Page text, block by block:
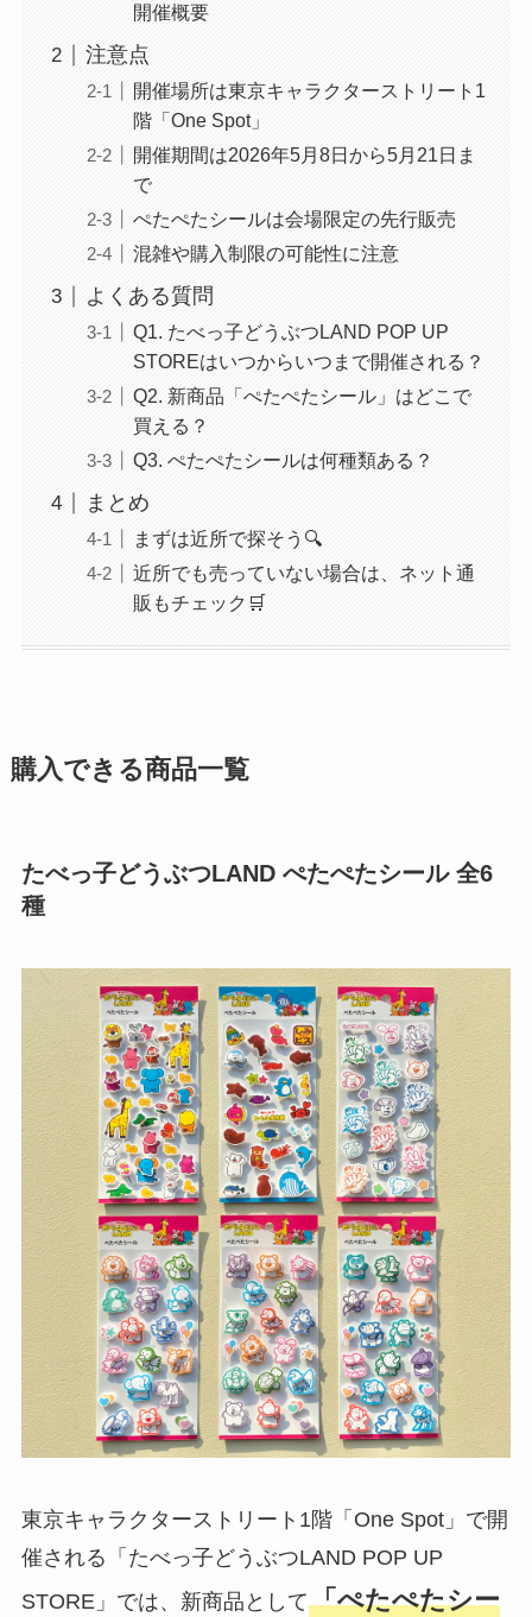
開催概要
注意点
開催場所は東京キャラクターストリート1
階「One Spot」
開催期間は2026年5月8日から5月21日ま
で
ぺたぺたシールは会場限定の先行販売
混雑や購入制限の可能性に注意
よくある質問
Q1. たべっ子どうぶつLAND POP UP
STOREはいつからいつまで開催される？
Q2. 新商品「ぺたぺたシール」はどこで
買える？
Q3. ぺたぺたシールは何種類ある？
まとめ
まずは近所で探そう🔍
近所でも売っていない場合は、ネット通
販もチェック🛒
購入できる商品一覧
たべっ子どうぶつLAND ぺたぺたシール 全6
種
東京キャラクターストリート1階「One Spot」で開
催される「たべっ子どうぶつLAND POP UP
STORE」では、新商品として「ぺたぺたシー